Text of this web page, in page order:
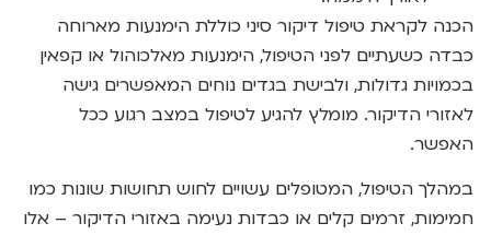
הכנה לקראת טיפול דיקור סיני כוללת הימנעות מארוחה
כבדה כשעתיים לפני הטיפול, הימנעות מאלכוהול או קפאין
בכמויות גדולות, ולבישת בגדים נוחים המאפשרים גישה
לאזורי הדיקור. מומלץ להגיע לטיפול במצב רגוע ככל
האפשר.
במהלך הטיפול, המטופלים עשויים לחוש תחושות שונות כמו
חמימות, זרמים קלים או כבדות נעימה באזורי הדיקור – אלו